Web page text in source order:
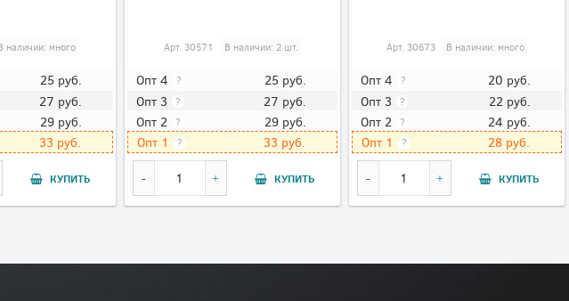
наличии: много
25 руб.
27 руб.
29 руб.
33 руб.
КУПИТЬ
Арт. 30571 В наличии: 2 шт.
Опт 4 ? 25 руб.
Опт 3 ? 27 руб.
Опт 2 ? 29 руб.
Опт 1 ? 33 руб.
КУПИТЬ
Арт. 30673 В наличии: много
Опт 4 ? 20 руб.
Опт 3 ? 22 руб.
Опт 2 ? 24 руб.
Опт 1 ? 28 руб.
КУПИТЬ